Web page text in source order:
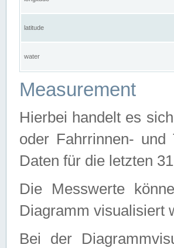
latitude
water
Measurement
Hierbei handelt es
oder Fahrrinnen- und
Daten für die letzten
Die Messwerte
Diagramm visualisiert
Bei der